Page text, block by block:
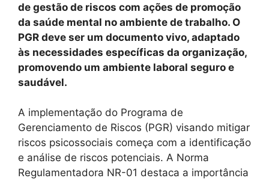
de gestão de riscos com ações de promoção
da saúde mental no ambiente de trabalho. O
PGR deve ser um documento vivo, adaptado
às necessidades específicas da organização,
promovendo um ambiente laboral seguro e
saudável.
A implementação do Programa de
Gerenciamento de Riscos (PGR) visando mitigar
riscos psicossociais começa com a identificação
e análise de riscos potenciais. A Norma
Regulamentadora NR-01 destaca a importância